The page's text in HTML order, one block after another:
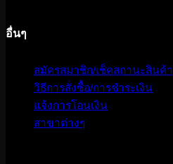
อื่นๆ
สมัครสมาชิก/เช็คสถานะสินค้า
วิธีการสั่งซื้อ/การชำระเงิน
แจ้งการโอนเงิน
สาขาต่างๆ